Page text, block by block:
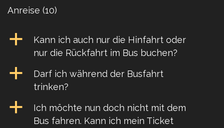
Anreise (10)
a
Kann ich auch nur die Hinfahrt oder
nur die Rückfahrt im Bus buchen?
a
Darf ich während der Busfahrt
trinken?
a
Ich möchte nun doch nicht mit dem
Bus fahren. Kann ich mein Ticket